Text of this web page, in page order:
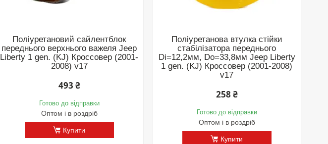
Поліуретановий сайлентблок
переднього верхнього важеля Jeep
Liberty 1 gen. (KJ) Кроссовер (2001-
2008) v17
493 ₴
Готово до відправки
Оптом і в роздріб
Купити
Поліуретанова втулка стійки
стабілізатора переднього
Di=12,2мм, Do=33,8мм Jeep Liberty
1 gen. (KJ) Кроссовер (2001-2008)
v17
258 ₴
Готово до відправки
Оптом і в роздріб
Купити